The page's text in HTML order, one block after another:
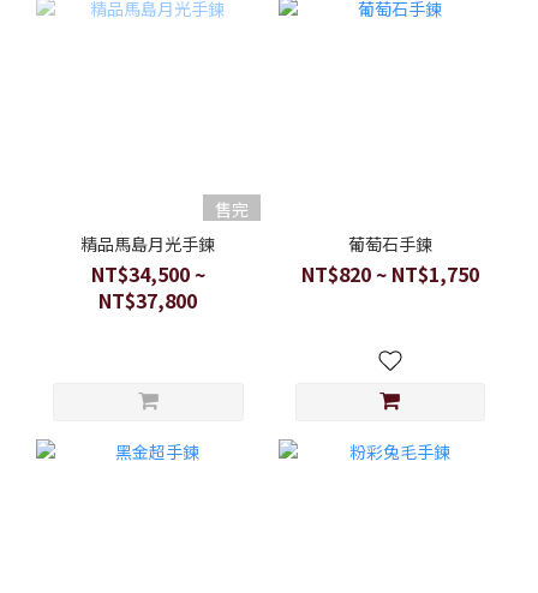
售完
精品馬島月光手鍊
NT$34,500 ~
NT$37,800
葡萄石手鍊
NT$820 ~ NT$1,750